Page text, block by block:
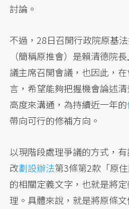
討論。
不過，28日召開行政院原基
（簡稱原推會）是賴清德院
議主席召開會議，也因此，
言，希望能夠把握機會論述
高度來溝通，為持續近一年的
帶向可行的修補方向。
以現階段處理爭議的方式，
改劃設辦法第3條第2款「原
的相關定義文字，也就是將
理。具體來說，就是將原條